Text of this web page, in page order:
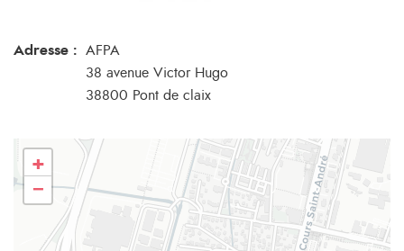
Adresse :
AFPA
38 avenue Victor Hugo
38800 Pont de claix
+
−